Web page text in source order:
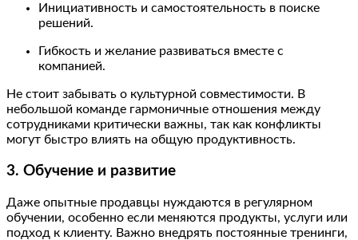
Инициативность и самостоятельность в поиске
решений.
Гибкость и желание развиваться вместе с
компанией.
Не стоит забывать о культурной совместимости. В
небольшой команде гармоничные отношения между
сотрудниками критически важны, так как конфликты
могут быстро влиять на общую продуктивность.
3. Обучение и развитие
Даже опытные продавцы нуждаются в регулярном
обучении, особенно если меняются продукты, услуги или
подход к клиенту. Важно внедрять постоянные тренинги,